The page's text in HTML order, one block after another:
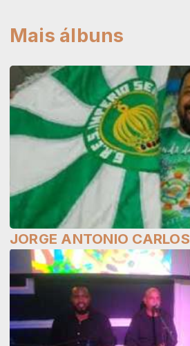
Mais álbuns
JORGE ANTONIO CARLOS